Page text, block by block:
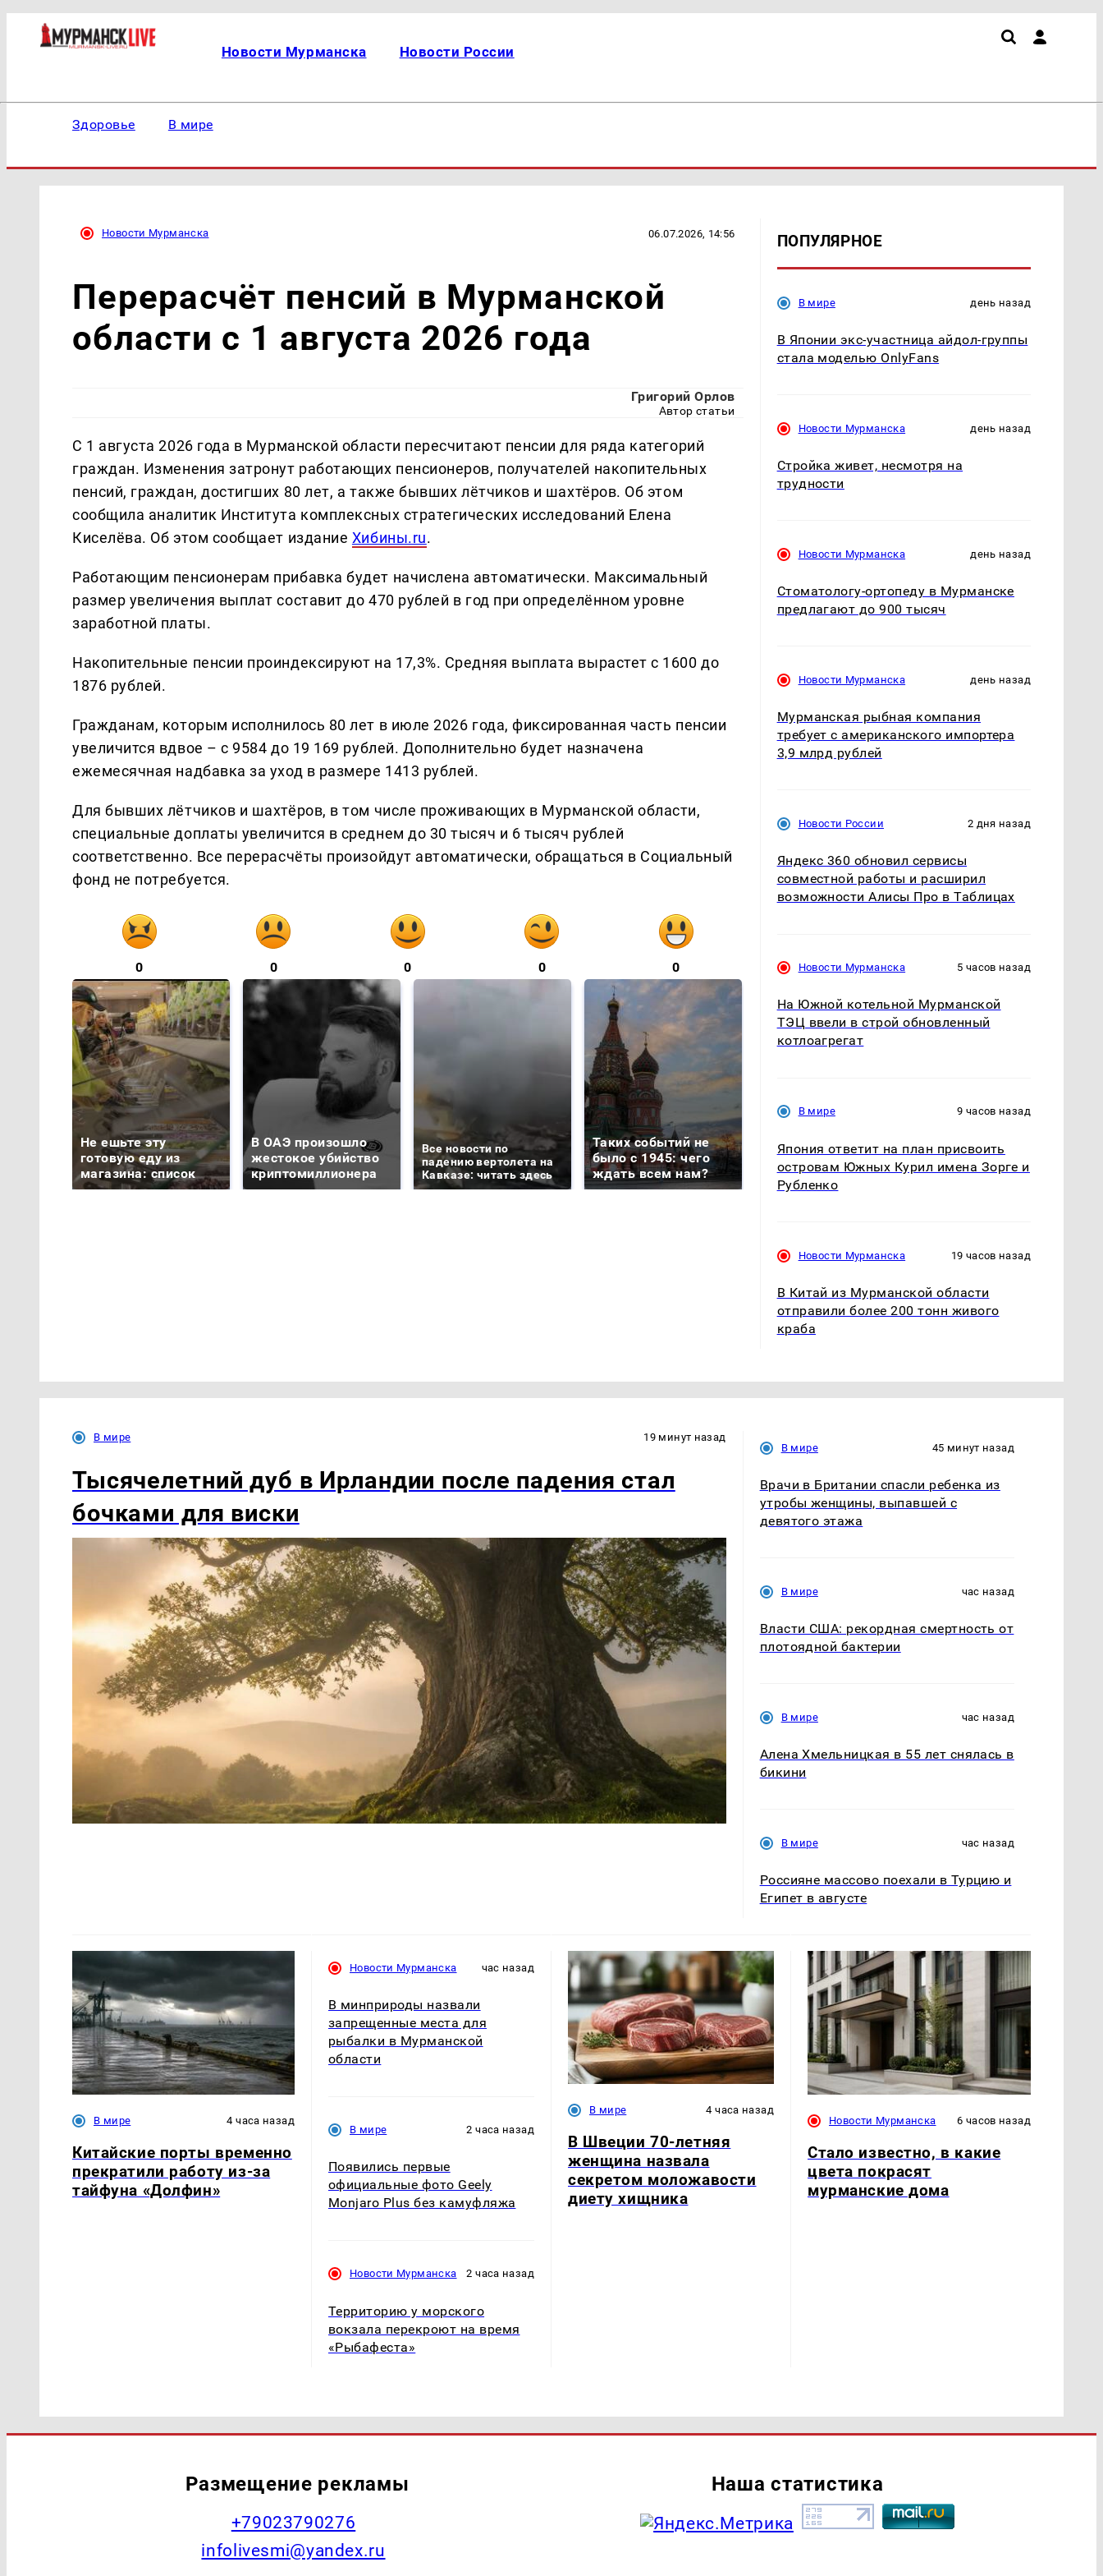
Новости Мурманска Новости России
Здоровье В мире
Новости Мурманска 06.07.2026, 14:56
Перерасчёт пенсий в Мурманской
области с 1 августа 2026 года
Григорий Орлов
Автор статьи
С 1 августа 2026 года в Мурманской области пересчитают пенсии для ряда категорий
граждан. Изменения затронут работающих пенсионеров, получателей накопительных
пенсий, граждан, достигших 80 лет, а также бывших лётчиков и шахтёров. Об этом
сообщила аналитик Института комплексных стратегических исследований Елена
Киселёва. Об этом сообщает издание Хибины.ru.
Работающим пенсионерам прибавка будет начислена автоматически. Максимальный
размер увеличения выплат составит до 470 рублей в год при определённом уровне
заработной платы.
Накопительные пенсии проиндексируют на 17,3%. Средняя выплата вырастет с 1600 до
1876 рублей.
Гражданам, которым исполнилось 80 лет в июле 2026 года, фиксированная часть пенсии
увеличится вдвое – с 9584 до 19 169 рублей. Дополнительно будет назначена
ежемесячная надбавка за уход в размере 1413 рублей.
Для бывших лётчиков и шахтёров, в том числе проживающих в Мурманской области,
специальные доплаты увеличится в среднем до 30 тысяч и 6 тысяч рублей
соответственно. Все перерасчёты произойдут автоматически, обращаться в Социальный
фонд не потребуется.
0 0 0 0 0
Не ешьте эту
готовую еду из
магазина: список
В ОАЭ произошло
жестокое убийство
криптомиллионера
Все новости по
падению вертолета на
Кавказе: читать здесь
Таких событий не
было с 1945: чего
ждать всем нам?
В магазинах России
ажиотаж из-за этого
продукта: что купить?
машину напали и
подожгли.
ПОПУЛЯРНОЕ
В мире день назад
В Японии экс-участница айдол-группы
стала моделью OnlyFans
Новости Мурманска день назад
Стройка живет, несмотря на
трудности
Новости Мурманска день назад
Стоматологу-ортопеду в Мурманске
предлагают до 900 тысяч
Новости Мурманска день назад
Мурманская рыбная компания
требует с американского импортера
3,9 млрд рублей
Новости России 2 дня назад
Яндекс 360 обновил сервисы
совместной работы и расширил
возможности Алисы Про в Таблицах
Новости Мурманска 5 часов назад
На Южной котельной Мурманской
ТЭЦ ввели в строй обновленный
котлоагрегат
В мире 9 часов назад
Япония ответит на план присвоить
островам Южных Курил имена Зорге и
Рубленко
Новости Мурманска 19 часов назад
В Китай из Мурманской области
отправили более 200 тонн живого
краба
В мире 19 минут назад
Тысячелетний дуб в Ирландии после падения стал
бочками для виски
В мире 45 минут назад
Врачи в Британии спасли ребенка из
утробы женщины, выпавшей с
девятого этажа
В мире час назад
Власти США: рекордная смертность от
плотоядной бактерии
В мире час назад
Алена Хмельницкая в 55 лет снялась в
бикини
В мире час назад
Россияне массово поехали в Турцию и
Египет в августе
В мире 4 часа назад
Китайские порты временно
прекратили работу из-за
тайфуна «Долфин»
Новости Мурманска час назад
В минприроды назвали
запрещенные места для
рыбалки в Мурманской
области
В мире 2 часа назад
Появились первые
официальные фото Geely
Monjaro Plus без камуфляжа
Новости Мурманска 2 часа назад
Территорию у морского
вокзала перекроют на время
«Рыбафеста»
В мире 4 часа назад
В Швеции 70-летняя
женщина назвала
секретом моложавости
диету хищника
Новости Мурманска 6 часов назад
Стало известно, в какие
цвета покрасят
мурманские дома
Размещение рекламы
+79023790276
infolivesmi@yandex.ru
Наша статистика